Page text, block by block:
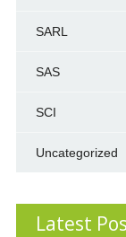
SARL
SAS
SCI
Uncategorized
Latest